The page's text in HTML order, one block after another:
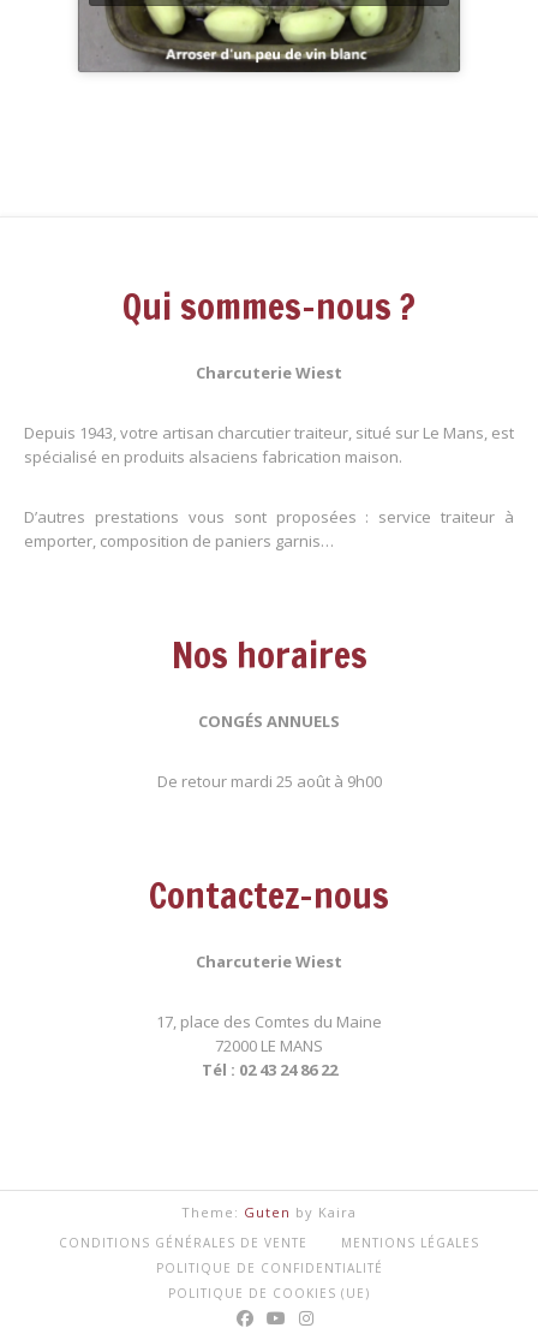
Qui sommes-nous ?
Charcuterie Wiest
Depuis 1943, votre artisan charcutier traiteur, situé sur Le Mans, est
spécialisé en produits alsaciens fabrication maison.
D’autres prestations vous sont proposées : service traiteur à
emporter, composition de paniers garnis…
Nos horaires
CONGÉS ANNUELS
De retour mardi 25 août à 9h00
Contactez-nous
Charcuterie Wiest
17, place des Comtes du Maine
72000 LE MANS
Tél : 02 43 24 86 22
Theme: Guten by Kaira
CONDITIONS GÉNÉRALES DE VENTE
MENTIONS LÉGALES
POLITIQUE DE CONFIDENTIALITÉ
POLITIQUE DE COOKIES (UE)